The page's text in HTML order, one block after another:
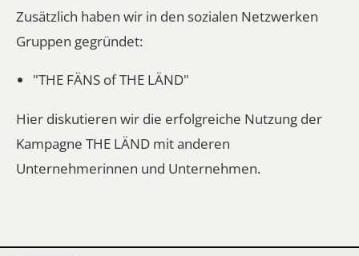
Zusätzlich haben wir in den sozialen Netzwerken
Gruppen gegründet:
"THE FÄNS of THE LÄND"
Hier diskutieren wir die erfolgreiche Nutzung der
Kampagne THE LÄND mit anderen
Unternehmerinnen und Unternehmen.